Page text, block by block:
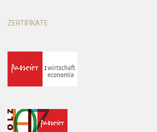
ZERTIFIKATE